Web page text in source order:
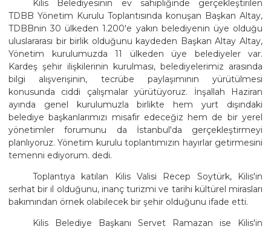
Kilis Belediyesinin ev sahipliğinde gerçekleştirilen
TDBB Yönetim Kurulu Toplantısında konuşan Başkan Altay,
TDBBnin 30 ülkeden 1.200'e yakın belediyenin üye olduğu
uluslararası bir birlik olduğunu kaydeden Başkan Altay Altay,
Yönetim kurulumuzda 11 ülkeden üye belediyeler var.
Kardeş şehir ilişkilerinin kurulması, belediyelerimiz arasında
bilgi alışverişinin, tecrübe paylaşımının yürütülmesi
konusunda ciddi çalışmalar yürütüyoruz. İnşallah Haziran
ayında genel kurulumuzla birlikte hem yurt dışındaki
belediye başkanlarımızı misafir edeceğiz hem de bir yerel
yönetimler forumunu da İstanbul'da gerçekleştirmeyi
planlıyoruz. Yönetim kurulu toplantımızın hayırlar getirmesini
temenni ediyorum. dedi.
Toplantıya katılan Kilis Valisi Recep Soytürk, Kilis'in
serhat bir il olduğunu, inanç turizmi ve tarihi kültürel mirasları
bakımından örnek olabilecek bir şehir olduğunu ifade etti.
Kilis Belediye Başkanı Servet Ramazan ise Kilis'in